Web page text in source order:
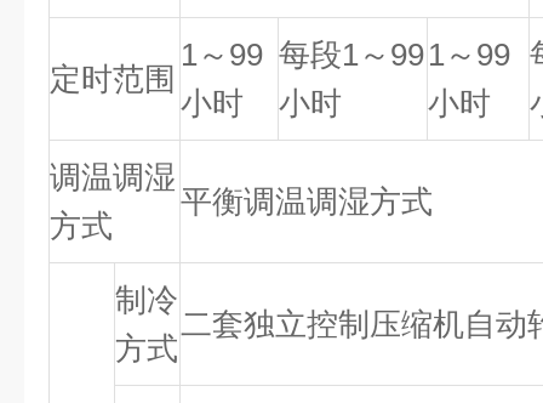
定时范围
1～99
小时
每段1～99
小时
1～99
小时
调温调湿
方式
平衡调温调湿方式
制冷
方式
二套独立控制压缩机自动